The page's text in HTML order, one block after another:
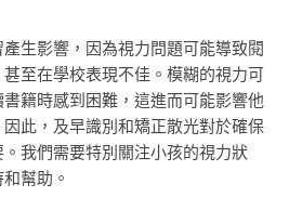
生影響，因為視力問題可能導致閱
至在學校表現不佳。模糊的視力可
籍時感到困難，這進而可能影響他
此，及早識別和矯正散光對於確保
我們需要特別關注小孩的視力狀
幫助。